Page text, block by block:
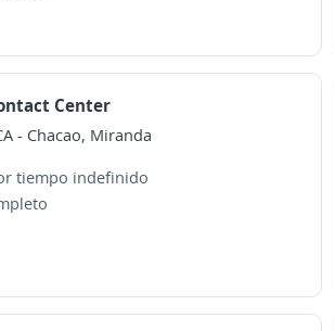
Center
- Chacao, Miranda
tiempo indefinido